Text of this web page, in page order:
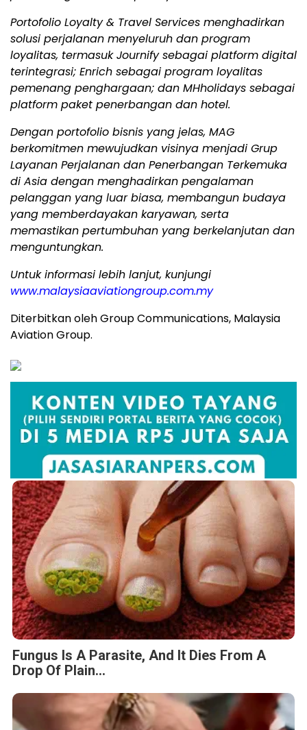
Portofolio Loyalty & Travel Services menghadirkan
solusi perjalanan menyeluruh dan program
loyalitas, termasuk Journify sebagai platform digital
terintegrasi; Enrich sebagai program loyalitas
pemenang penghargaan; dan MHholidays sebagai
platform paket penerbangan dan hotel.
Dengan portofolio bisnis yang jelas, MAG
berkomitmen mewujudkan visinya menjadi Grup
Layanan Perjalanan dan Penerbangan Terkemuka
di Asia dengan menghadirkan pengalaman
pelanggan yang luar biasa, membangun budaya
yang memberdayakan karyawan, serta
memastikan pertumbuhan yang berkelanjutan dan
menguntungkan.
Untuk informasi lebih lanjut, kunjungi
www.malaysiaaviationgroup.com.my
Diterbitkan oleh Group Communications, Malaysia
Aviation Group.
Fungus Is A Parasite, And It Dies From A
Drop Of Plain...